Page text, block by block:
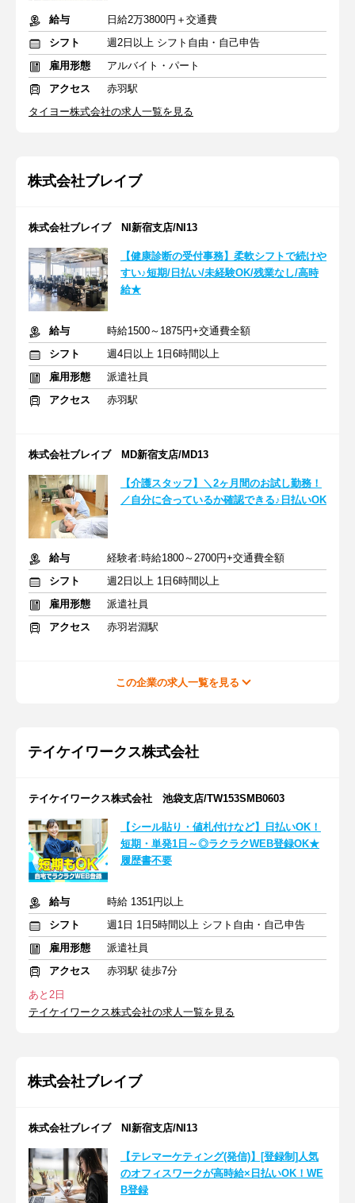
給与
日給2万3800円＋交通費
シフト
週2日以上 シフト自由・自己申告
雇用形態
アルバイト・パート
アクセス
赤羽駅
タイヨー株式会社の求人一覧を見る
株式会社ブレイブ
株式会社ブレイブ NI新宿支店/NI13
【健康診断の受付事務】柔軟シフトで続けや
すい♪短期/日払い/未経験OK/残業なし/高時
給★
給与
時給1500～1875円+交通費全額
シフト
週4日以上 1日6時間以上
雇用形態
派遣社員
アクセス
赤羽駅
株式会社ブレイブ MD新宿支店/MD13
【介護スタッフ】＼2ヶ月間のお試し勤務！
／自分に合っているか確認できる♪日払いOK
給与
経験者:時給1800～2700円+交通費全額
シフト
週2日以上 1日6時間以上
雇用形態
派遣社員
アクセス
赤羽岩淵駅
この企業の求人一覧を見る
テイケイワークス株式会社
テイケイワークス株式会社 池袋支店/TW153SMB0603
【シール貼り・値札付けなど】日払いOK！
短期・単発1日～◎ラクラクWEB登録OK★
履歴書不要
給与
時給 1351円以上
シフト
週1日 1日5時間以上 シフト自由・自己申告
雇用形態
派遣社員
アクセス
赤羽駅 徒歩7分
あと2日
テイケイワークス株式会社の求人一覧を見る
株式会社ブレイブ
株式会社ブレイブ NI新宿支店/NI13
【テレマーケティング(発信)】[登録制]人気
のオフィスワークが高時給×日払いOK！WE
B登録